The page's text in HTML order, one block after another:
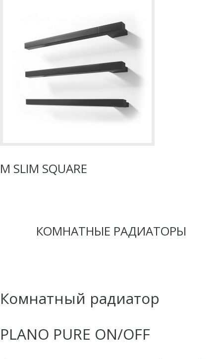
M SLIM SQUARE
КОМНАТНЫЕ РАДИАТОРЫ
Комнатный радиатор
PLANO PURE ON/OFF